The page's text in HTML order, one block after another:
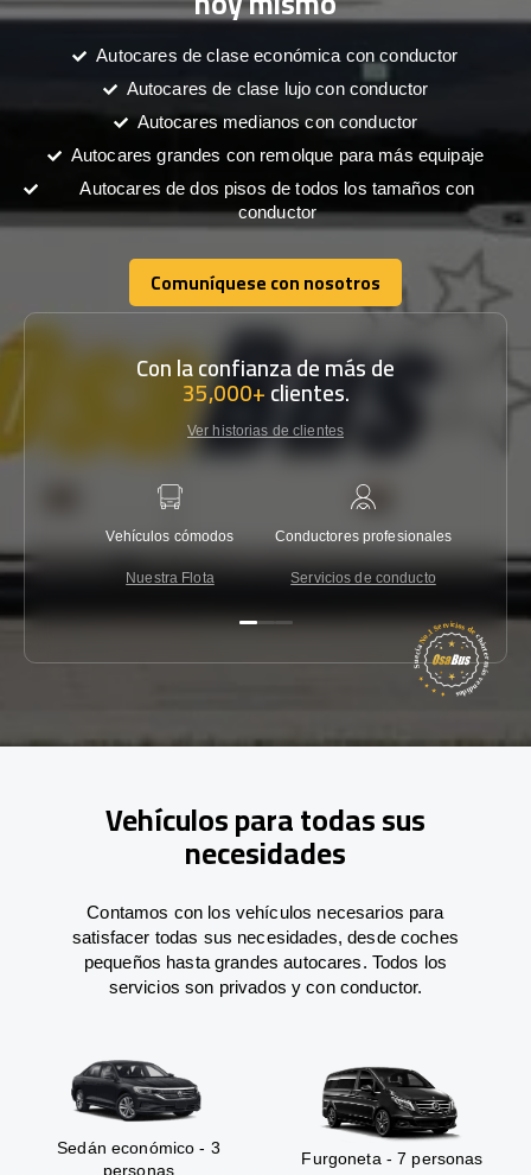
Autocares de clase económica con conductor
Autocares de clase lujo con conductor
Autocares medianos con conductor
Autocares grandes con remolque para más equipaje
Autocares de dos pisos de todos los tamaños con
conductor
Comuníquese con nosotros
Comuníquese con nosotros
Con la confianza de más de
35,000+clientes.
Ver historias de clientes
Vehículos cómodos
Nuestra Flota
Conductores profesionales
Servicios de conducto
Vehículos para todas sus
necesidades
Contamos con los vehículos necesarios para
satisfacer todas sus necesidades, desde coches
pequeños hasta grandes autocares. Todos los
servicios son privados y con conductor.
Sedán económico - 3
personas
Furgoneta - 7 personas